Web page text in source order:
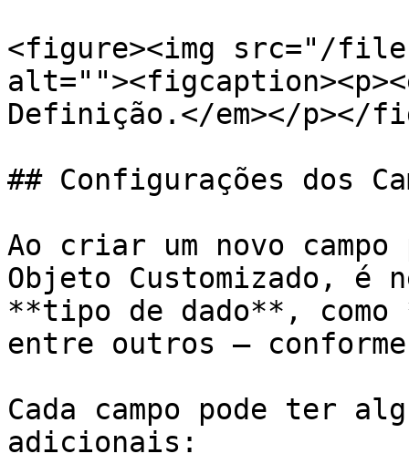
<figure><img src="/files/
Definição.</em></p></
## Configurações dos
Ao criar um novo
Objeto Customizado, é
**tipo de dado**, como
entre outros —
Cada campo pode ter
adicionais: